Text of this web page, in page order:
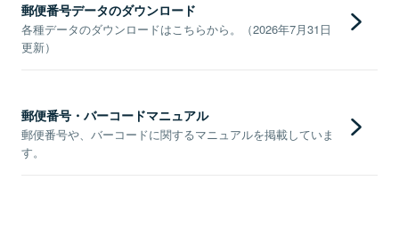
郵便番号データのダウンロード
各種データのダウンロードはこちらから。（2026年7月31日
更新）
郵便番号・バーコードマニュアル
郵便番号や、バーコードに関するマニュアルを掲載していま
す。